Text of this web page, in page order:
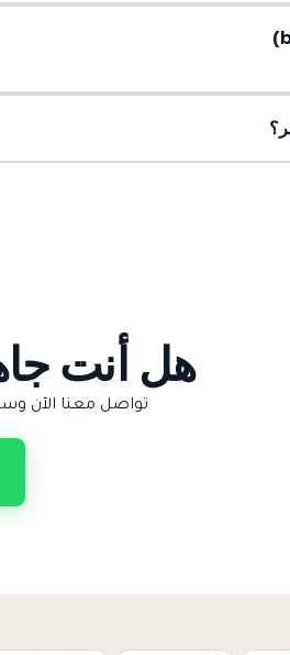
هل توفرون أمن خلفي (backstage)
هل أنت
تواصل معنا الآن